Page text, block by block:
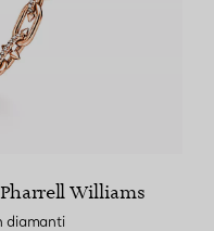
Williams
diamanti